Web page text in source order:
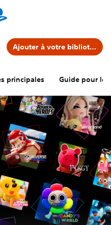
principales Guide pour
Ajouter à votre bibliothèque